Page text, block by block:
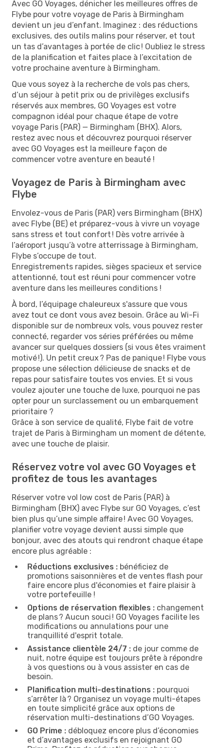
Avec GO Voyages, dénicher les meilleures offres de
Flybe pour votre voyage de Paris à Birmingham
devient un jeu d’enfant. Imaginez : des réductions
exclusives, des outils malins pour réserver, et tout
un tas d’avantages à portée de clic ! Oubliez le stress
de la planification et faites place à l’excitation de
votre prochaine aventure à Birmingham.
Que vous soyez à la recherche de vols pas chers,
d’un séjour à petit prix ou de privilèges exclusifs
réservés aux membres, GO Voyages est votre
compagnon idéal pour chaque étape de votre
voyage Paris (PAR) — Birmingham (BHX). Alors,
restez avec nous et découvrez pourquoi réserver
avec GO Voyages est la meilleure façon de
commencer votre aventure en beauté !
Voyagez de Paris à Birmingham avec
Flybe
Envolez-vous de Paris (PAR) vers Birmingham (BHX)
avec Flybe (BE) et préparez-vous à vivre un voyage
sans stress et tout confort ! Dès votre arrivée à
l’aéroport jusqu’à votre atterrissage à Birmingham,
Flybe s’occupe de tout.
Enregistrements rapides, sièges spacieux et service
attentionné, tout est réuni pour commencer votre
aventure dans les meilleures conditions !
À bord, l’équipage chaleureux s'assure que vous
avez tout ce dont vous avez besoin. Grâce au Wi-Fi
disponible sur de nombreux vols, vous pouvez rester
connecté, regarder vos séries préférées ou même
avancer sur quelques dossiers (si vous êtes vraiment
motivé !). Un petit creux ? Pas de panique ! Flybe vous
propose une sélection délicieuse de snacks et de
repas pour satisfaire toutes vos envies. Et si vous
voulez ajouter une touche de luxe, pourquoi ne pas
opter pour un surclassement ou un embarquement
prioritaire ?
Grâce à son service de qualité, Flybe fait de votre
trajet de Paris à Birmingham un moment de détente,
avec une touche de plaisir.
Réservez votre vol avec GO Voyages et
profitez de tous les avantages
Réserver votre vol low cost de Paris (PAR) à
Birmingham (BHX) avec Flybe sur GO Voyages, c’est
bien plus qu’une simple affaire ! Avec GO Voyages,
planifier votre voyage devient aussi simple que
bonjour, avec des atouts qui rendront chaque étape
encore plus agréable :
Réductions exclusives : bénéficiez de
promotions saisonnières et de ventes flash pour
faire encore plus d'économies et faire plaisir à
votre portefeuille !
Options de réservation flexibles : changement
de plans ? Aucun souci ! GO Voyages facilite les
modifications ou annulations pour une
tranquillité d'esprit totale.
Assistance clientèle 24/7 : de jour comme de
nuit, notre équipe est toujours prête à répondre
à vos questions ou à vous assister en cas de
besoin.
Planification multi-destinations : pourquoi
s’arrêter là ? Organisez un voyage multi-étapes
en toute simplicité grâce aux options de
réservation multi-destinations d’GO Voyages.
GO Prime : débloquez encore plus d’économies
et d’avantages exclusifs en rejoignant GO